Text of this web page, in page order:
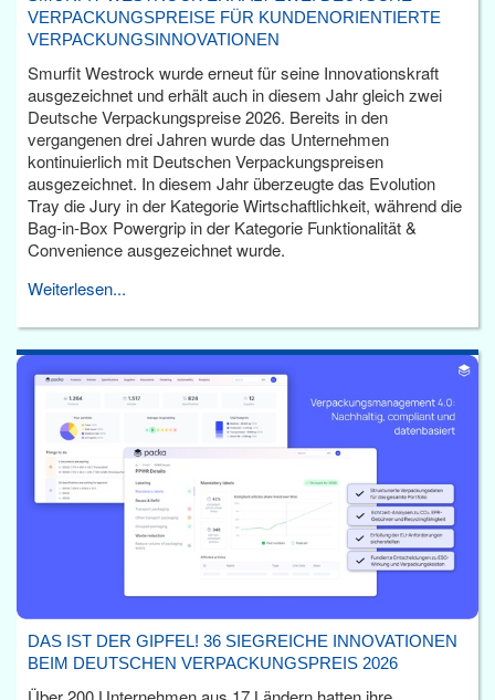
VERPACKUNGSPREISE FÜR KUNDENORIENTIERTE
VERPACKUNGSINNOVATIONEN
Smurfit Westrock wurde erneut für seine Innovationskraft
ausgezeichnet und erhält auch in diesem Jahr gleich zwei
Deutsche Verpackungspreise 2026. Bereits in den
vergangenen drei Jahren wurde das Unternehmen
kontinuierlich mit Deutschen Verpackungspreisen
ausgezeichnet. In diesem Jahr überzeugte das Evolution
Tray die Jury in der Kategorie Wirtschaftlichkeit, während die
Bag-in-Box Powergrip in der Kategorie Funktionalität &
Convenience ausgezeichnet wurde.
Weiterlesen...
DAS IST DER GIPFEL! 36 SIEGREICHE INNOVATIONEN
BEIM DEUTSCHEN VERPACKUNGSPREIS 2026